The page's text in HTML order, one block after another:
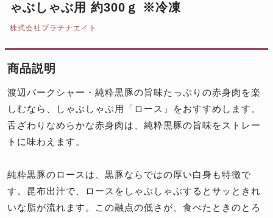
ゃぶしゃぶ用 約300ｇ ※冷凍
株式会社プラチナエイト
商品説明
渡辺バークシャー・純粋黒豚の旨味たっぷりの赤身肉を楽
しむなら、しゃぶしゃぶ用「ロース」をおすすめします。
舌ざわりなめらかな赤身肉は、純粋黒豚の旨味をストレー
トに味わえます。
純粋黒豚のロースは、黒豚ならではの厚い白身も特徴で
す。昆布出汁で、ロースをしゃぶしゃぶするとサッときれ
いな脂が流れます。この融点の低さが、食べたときのとろ